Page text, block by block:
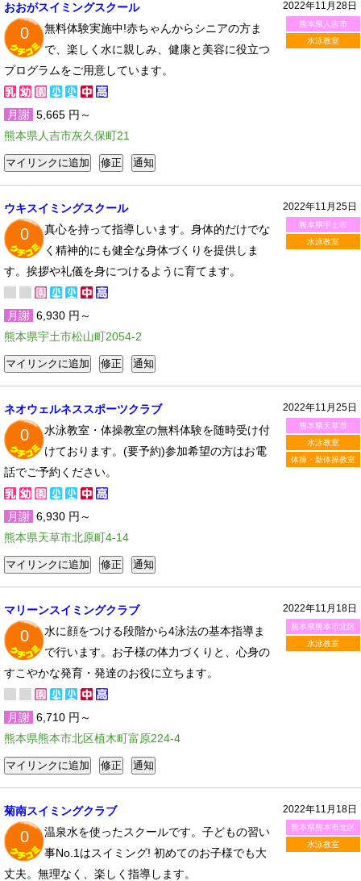
2022年11月28日
熊本県人吉市
水泳教室
おおがスイミングスクール
0
無料体験実施中!赤ちゃんからシニアの方ま
で、楽しく水に親しみ、健康と美容に役立つ
プログラムをご用意しています。
月謝 5,665 円～
熊本県人吉市灰久保町21
2022年11月25日
熊本県宇土市
水泳教室
ウキスイミングスクール
0
真心を持って指導しいます。身体的だけでな
く精神的にも健全な身体づくりを提供しま
す。挨拶や礼儀を身につけるように育てます。
月謝 6,930 円～
熊本県宇土市松山町2054-2
2022年11月25日
熊本県天草市
水泳教室
体操・新体操教室
ネオウェルネススポーツクラブ
0
水泳教室・体操教室の無料体験を随時受け付
けております。(要予約)参加希望の方はお電
話でご予約ください。
月謝 6,930 円～
熊本県天草市北原町4-14
2022年11月18日
熊本県熊本市北区
水泳教室
マリーンスイミングクラブ
0
水に顔をつける段階から4泳法の基本指導ま
で行います。お子様の体力づくりと、心身の
すこやかな発育・発達のお役に立ちます。
月謝 6,710 円～
熊本県熊本市北区植木町富原224-4
2022年11月18日
熊本県熊本市北区
水泳教室
菊南スイミングクラブ
0
温泉水を使ったスクールです。子どもの習い
事No.1はスイミング! 初めてのお子様でも大
丈夫。無理なく、楽しく指導します。